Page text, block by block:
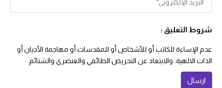
شروط التعليق :
عدم الإساءة للكاتب أو للأشخاص أو للمقدسات أو مهاجمة الأديان أو
الذات الالهية. والابتعاد عن التحريض الطائفي والعنصري والشتائم.